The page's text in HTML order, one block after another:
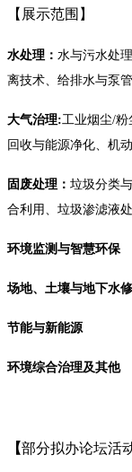
【展示范围】
水处理： 水与污水处
离技术、给排水与泵
大气治理:工业烟尘/粉
回收与能源净化、机
固废处理： 垃圾分类
合利用、垃圾渗滤液
环境监测与智慧环保
场地、土壤与地下水
节能与新能源
环境综合治理及其他
【部分拟办论坛活